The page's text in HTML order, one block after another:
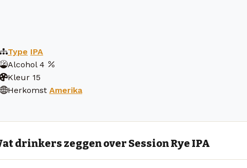
Type IPA
Alcohol 4
Kleur 15
Herkomst Amerika
drinkers zeggen over Session Rye IPA